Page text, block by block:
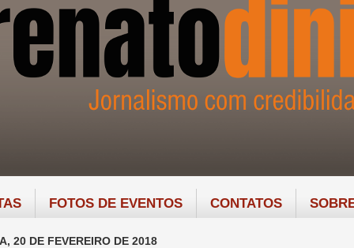
FOTOS DE EVENTOS CONTATOS
20 DE FEVEREIRO DE 2018